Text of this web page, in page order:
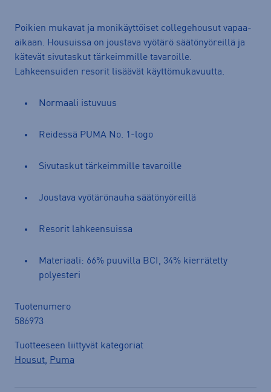
Poikien mukavat ja monikäyttöiset collegehousut vapaa-
aikaan. Housuissa on joustava vyötärö säätönyöreillä ja
kätevät sivutaskut tärkeimmille tavaroille.
Lahkeensuiden resorit lisäävät käyttömukavuutta.
Normaali istuvuus
Reidessä PUMA No. 1-logo
Sivutaskut tärkeimmille tavaroille
Joustava vyötärönauha säätönyöreillä
Resorit lahkeensuissa
Materiaali: 66% puuvilla BCI, 34% kierrätetty
polyesteri
Tuotenumero
586973
Tuotteeseen liittyvät kategoriat
Housut, Puma